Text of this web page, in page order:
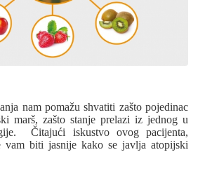
nam pomažu shvatiti zašto pojedinac
marš, zašto stanje prelazi iz jednog u
Čitajući iskustvo ovog pacijenta,
vam biti jasnije kako se javlja atopijski